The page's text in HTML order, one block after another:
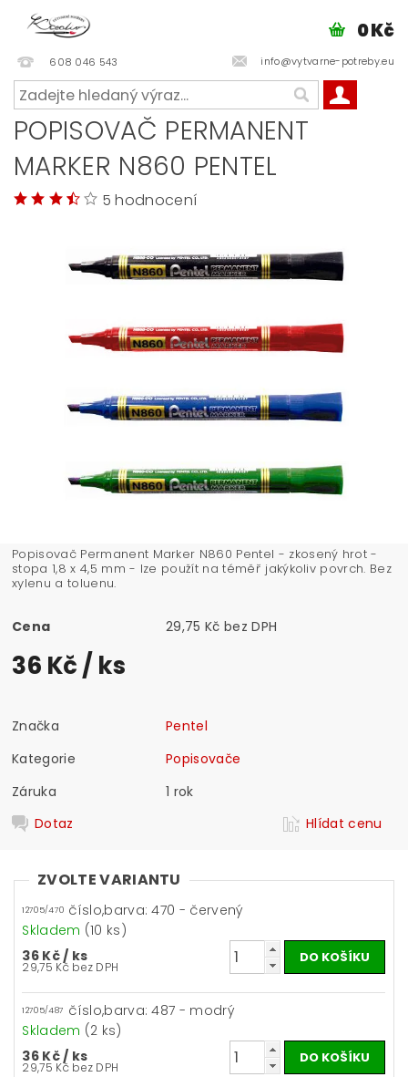
608 046 543 info@vytvarne-potreby.eu
0 Kč
POPISOVAČ PERMANENT
MARKER N860 PENTEL
5 hodnocení
Popisovač Permanent Marker N860 Pentel - zkosený hrot -
stopa 1,8 x 4,5 mm - lze použít na téměř jakýkoliv povrch. Bez
xylenu a toluenu.
Cena 29,75 Kč bez DPH
36 Kč/ ks
Značka
Pentel
Kategorie
Popisovače
Záruka
1 rok
Dotaz
Hlídat cenu
ZVOLTE VARIANTU
12705/470 číslo,barva: 470 - červený
Skladem (10 ks)
36 Kč/ ks
29,75 Kč bez DPH
12705/487 číslo,barva: 487 - modrý
Skladem (2 ks)
36 Kč/ ks
29,75 Kč bez DPH